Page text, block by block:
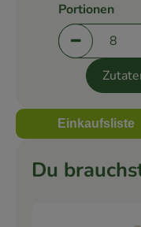
Portionen
Portionen
Einkaufsliste
Du